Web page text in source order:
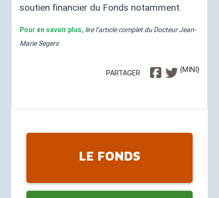
soutien financier du Fonds notamment.
Pour en savoir plus, lire l’article complet du Docteur Jean-
Marie Segers
PARTAGER {MINI}
LE FONDS